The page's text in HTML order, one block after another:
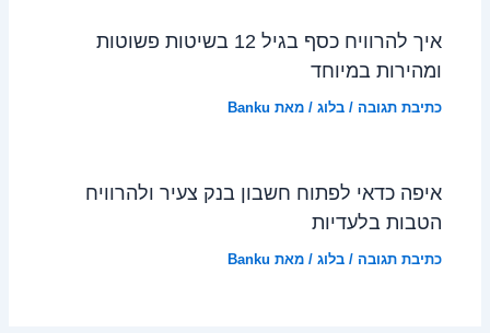
איך להרוויח כסף בגיל 12 בשיטות פשוטות
ומהירות במיוחד
כתיבת תגובה /בלוג / מאת Banku
איפה כדאי לפתוח חשבון בנק צעיר ולהרוויח
הטבות בלעדיות
כתיבת תגובה /בלוג / מאת Banku